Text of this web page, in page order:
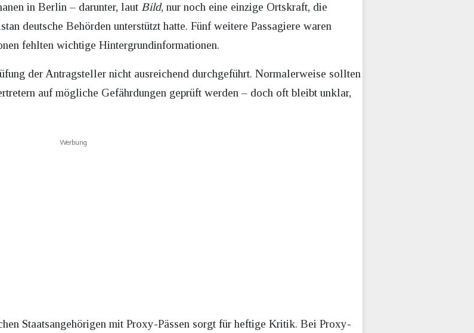
in Berlin – darunter, laut Bild, nur noch eine einzige Ortskraft, die
deutsche Behörden unterstützt hatte. Fünf weitere Passagiere waren
fehlten wichtige Hintergrundinformationen.
der Antragsteller nicht ausreichend durchgeführt. Normalerweise sollten
auf mögliche Gefährdungen geprüft werden – doch oft bleibt unklar,
Werbung
Staatsangehörigen mit Proxy-Pässen sorgt für heftige Kritik. Bei Proxy-